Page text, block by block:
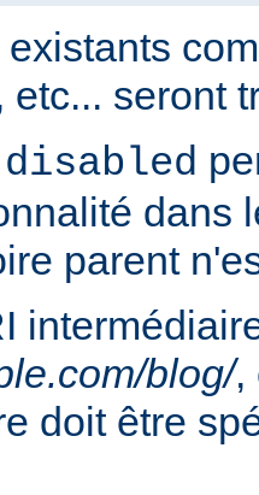
etc... seront
disabled
dans
parent
blog/,
doit être